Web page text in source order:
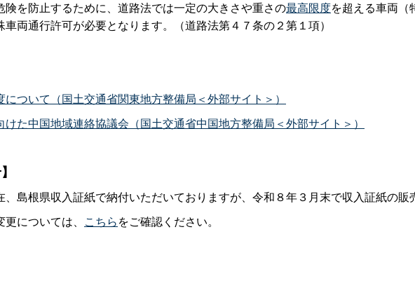
を防止するために、道路法では一定の大きさや重さの最高限度を超える車両（
両通行許可が必要となります。（道路法第４７条の２第１項）
ついて（国土交通省関東地方整備局＜外部サイト＞）
た中国地域連絡協議会（国土交通省中国地方整備局＜外部サイト＞）
島根県収入証紙で納付いただいておりますが、令和８年３月末で収入証紙の販
については、 こちらをご確認ください。